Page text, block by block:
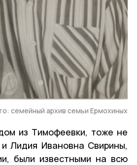
семейный архив семьи Ермохиных
из Тимофеевки, тоже не
Лидия Ивановна Свирины,
были известными на всю